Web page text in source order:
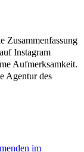
Zusammenfassung
Instagram
Aufmerksamkeit.
Agentur des